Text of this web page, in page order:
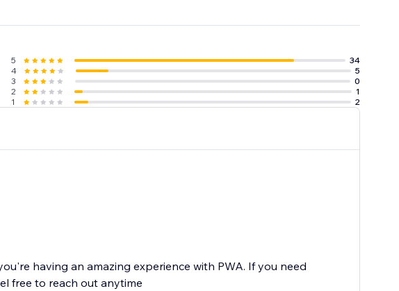
5
34
4
5
3
0
2
1
1
2
having an amazing experience with PWA. If you need
free to reach out anytime